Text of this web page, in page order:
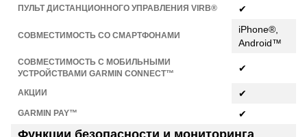
ПУЛЬТ ДИСТАНЦИОННОГО УПРАВЛЕНИЯ VIRB® ✔
СОВМЕСТИМОСТЬ СО СМАРТФОНАМИ
iPhone®,
Android™
СОВМЕСТИМОСТЬ С МОБИЛЬНЫМИ
УСТРОЙСТВАМИ GARMIN CONNECT™
✔
АКЦИИ ✔
GARMIN PAY™ ✔
Функции безопасности и мониторинга